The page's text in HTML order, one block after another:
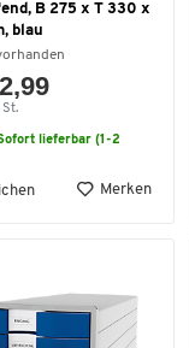
B 275 x T 330 x
blau
St.
lieferbar (1-2
Merken